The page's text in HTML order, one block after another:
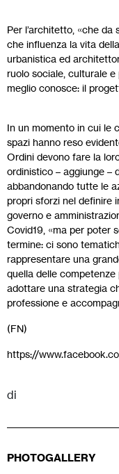
Per l’architetto, «che da
che influenza la vita
urbanistica ed
ruolo sociale, culturale
meglio conosce: il
In un momento in cui le
spazi hanno reso
Ordini devono fare la
ordinistico – aggiunge –
abbandonando tutte le
propri sforzi nel definire
governo e
Covid19, «ma per poter
termine: ci sono
rappresentare una
quella delle
adottare una strategia
professione e
(FN)
https://
di
PHOTOGALLERY